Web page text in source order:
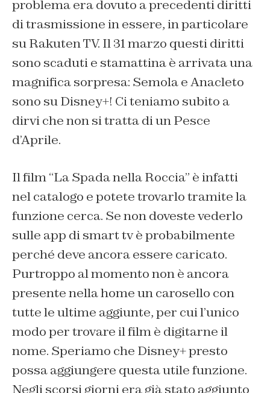
problema era dovuto a precedenti diritti
di trasmissione in essere, in particolare
su Rakuten TV. Il 31 marzo questi diritti
sono scaduti e stamattina è arrivata una
magnifica sorpresa: Semola e Anacleto
sono su Disney+! Ci teniamo subito a
dirvi che non si tratta di un Pesce
d’Aprile.
Il film“La Spada nella Roccia” è infatti
nel catalogo e potete trovarlo tramite la
funzione cerca. Se non doveste vederlo
sulle app di smart tv è probabilmente
perché deve ancora essere caricato.
Purtroppo al momento non è ancora
presente nella home un carosello con
tutte le ultime aggiunte, per cui l’unico
modo per trovare il film è digitarne il
nome. Speriamo che Disney+ presto
possa aggiungere questa utile funzione.
Negli scorsi giorni era già stato aggiunto